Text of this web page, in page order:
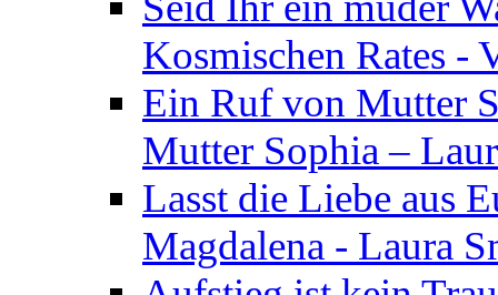
Kosmischen Rates -
Ein Ruf von Mutter
Mutter Sophia –
Lasst die Liebe aus
Magdalena - Laura